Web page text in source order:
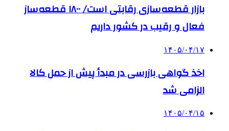
بازار قطعه‌سازی رقابتی است/ ۱۸۰۰ قطعه‌ساز
فعال و رقیب در کشور داریم
۱۴۰۵/۰۴/۱۷
اخذ گواهی بازرسی در مبدأ پیش از حمل کالا
الزامی شد
۱۴۰۵/۰۴/۱۵